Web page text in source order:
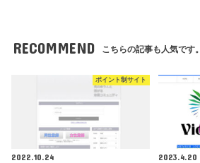
RECOMMEND こちらの記事も人気です。
ポイント制サイト
2022.10.24
2023.4.20